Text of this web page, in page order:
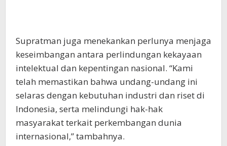
Supratman juga menekankan perlunya menjaga
keseimbangan antara perlindungan kekayaan
intelektual dan kepentingan nasional. “Kami
telah memastikan bahwa undang-undang ini
selaras dengan kebutuhan industri dan riset di
Indonesia, serta melindungi hak-hak
masyarakat terkait perkembangan dunia
internasional,” tambahnya.